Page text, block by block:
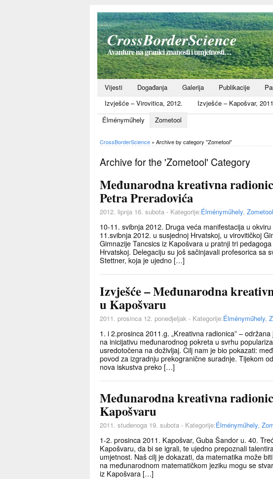
CrossBorderScience
Avanture na granici znanosti i umjetnosti…
Vijesti Događanja Galerija Publikacije
Izvješće – Virovitica, 2012.
Izvješće – Kapošvar,
Élményműhely
Zometool
CrossBorderScience » Archive by category "Zometool"
Archive for the 'Zometool' Category
Međunarodna kreativna
Petra Preradovića
2012. lipnja 16. subota - Kategorije:Élményműhely, Zometool
10-11. svibnja 2012. Druga veća manifestacija u
11.svibnja 2012. u susjednoj Hrvatskoj, u virovitičkoj
Gimnazije Tancsics iz Kapošvara u pratnji tri
Hrvatskoj. Delegaciju su još sačinjavali profesorica sa
Stettner, koja je ujedno […]
Izvješće – Međunarodna
u Kapošvaru
2011. prosinca 12. ponedjeljak - Kategorije:Élményműhely,
1. i 2.prosinca 2011.g. „Kreativna radionica” –
na inicijativu međunarodnog pokreta u svrhu
usredotočena na doživljaj. Cilj nam je bio pokazati:
povod za izgradnju prekogranične suradnje. Tijekom
nova iskustva preko […]
Međunarodna kreativna
Kapošvaru
2011. studenoga 19. subota - Kategorije:Élményműhely,
1-2. prosinca 2011. Kapošvar, Guba Šandor u. 40.
Kapošvaru, da bi se igrali, te ujedno prepoznali
umjetnost. Naš cilj je dokazati, da matematika može
na međunarodnom matematičkom jeziku mogu se
iz Kapošvara […]